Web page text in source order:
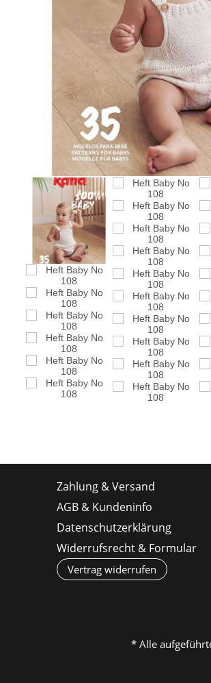
Zahlung & Versand
AGB & Kundeninfo
Datenschutzerklärung
Widerrufsrecht & Formular
Vertrag widerrufen
* Alle